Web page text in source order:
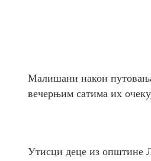
Малишани након путовања
вечерњим сатима их
Утисци деце из општине